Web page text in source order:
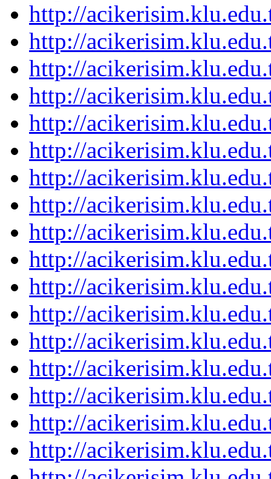
http://
http://
http://
http://
http://
http://
http://
http://
http://
http://
http://
http://
http://
http://
http://
http://
http://